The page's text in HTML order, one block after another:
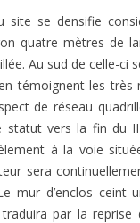
site se densifie
quatre mètres de
Au sud de celle-ci
témoignent les très
de réseau
statut vers la fin du II
à la voie
sera
mur d’enclos ceint
par la